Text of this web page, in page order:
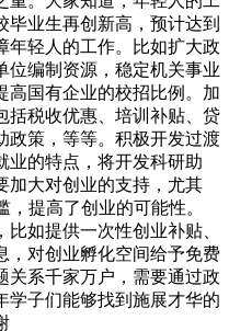
业生再创新高，预计达到
年轻人的工作。比如扩大政
位编制资源，稳定机关事业
高国有企业的校招比例。加
括税收优惠、培训补贴、贷
政策，等等。积极开发过渡
业的特点，将开发科研助
加大对创业的支持，尤其
提高了创业的可能性。
如提供一次性创业补贴、
，对创业孵化空间给予免费
关系千家万户，需要通过政
学子们能够找到施展才华的